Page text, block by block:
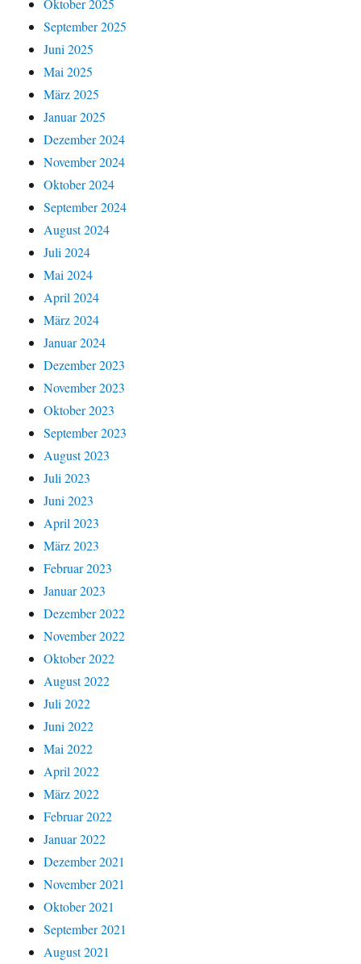
Oktober 2025
September 2025
Juni 2025
Mai 2025
März 2025
Januar 2025
Dezember 2024
November 2024
Oktober 2024
September 2024
August 2024
Juli 2024
Mai 2024
April 2024
März 2024
Januar 2024
Dezember 2023
November 2023
Oktober 2023
September 2023
August 2023
Juli 2023
Juni 2023
April 2023
März 2023
Februar 2023
Januar 2023
Dezember 2022
November 2022
Oktober 2022
August 2022
Juli 2022
Juni 2022
Mai 2022
April 2022
März 2022
Februar 2022
Januar 2022
Dezember 2021
November 2021
Oktober 2021
September 2021
August 2021